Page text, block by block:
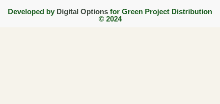
Developed by Digital Options for Green Project Distribution
© 2024